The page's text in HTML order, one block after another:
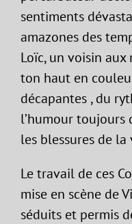
sentiments
amazones des
Loïc, un voisin
ton haut en
décapantes , du
l’humour toujours
les blessures de la
Le travail de ces
mise en scène de
séduits et permis